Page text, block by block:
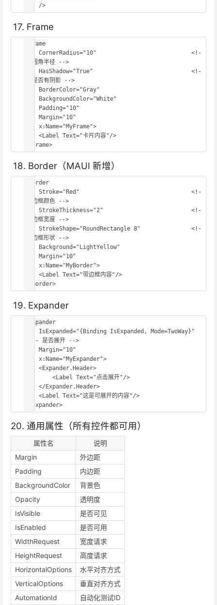
/>
17. Frame
<Frame
CornerRadius="10"                            <!-
- 圆角半径 -->
HasShadow="True"                             <!-
- 是否有阴影 -->
BorderColor="Gray"
BackgroundColor="White"
Padding="10"
Margin="10"
x:Name="MyFrame">
<Label Text="卡片内容"/>
</Frame>
18. Border（MAUI 新增）
<Border
Stroke="Red"                                 <!-
- 边框颜色 -->
StrokeThickness="2"                          <!-
- 边框宽度 -->
StrokeShape="RoundRectangle 8"               <!-
- 边框形状 -->
Background="LightYellow"
Margin="10"
x:Name="MyBorder">
<Label Text="带边框内容"/>
</Border>
19. Expander
<Expander
IsExpanded="{Binding IsExpanded, Mode=TwoWay}"
<!-- 是否展开 -->
Margin="10"
x:Name="MyExpander">
<Expander.Header>
<Label Text="点击展开"/>
</Expander.Header>
<Label Text="这是可展开的内容"/>
</Expander>
20. 通用属性（所有控件都可用）
属性名
说明
Margin
外边距
Padding
内边距
BackgroundColor
背景色
Opacity
透明度
IsVisible
是否可见
IsEnabled
是否可用
WidthRequest
宽度请求
HeightRequest
高度请求
HorizontalOptions
水平对齐方式
VerticalOptions
垂直对齐方式
AutomationId
自动化测试ID